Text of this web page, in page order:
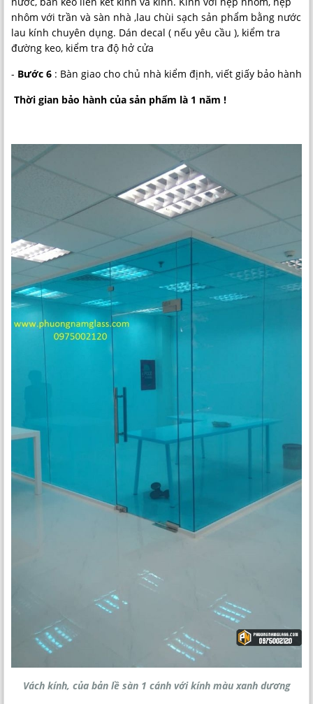
nhôm với trần và sàn nhà ,lau chùi sạch sản phẩm bằng nước
lau kính chuyên dụng. Dán decal ( nếu yêu cầu ), kiểm tra
đường keo, kiểm tra độ hở cửa
- Bước 6 : Bàn giao cho chủ nhà kiểm định, viết giấy bảo hành
Thời gian bảo hành của sản phẩm là 1 năm !
Vách kính, của bản lề sàn 1 cánh với kính màu xanh dương